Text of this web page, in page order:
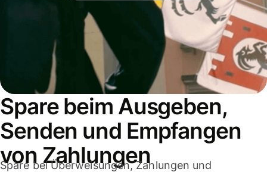
Spare beim Ausgeben,
Senden und Empfangen
von Zahlungen
Spare bei Überweisungen, Zahlungen und